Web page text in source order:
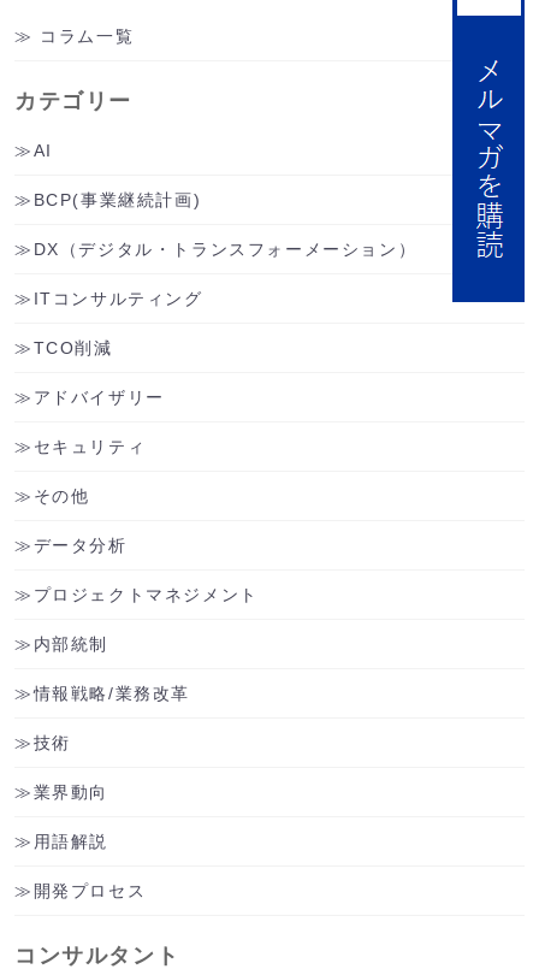
コラム一覧
カテゴリー
AI
BCP(事業継続計画)
DX（デジタル・トランスフォーメーション）
ITコンサルティング
TCO削減
アドバイザリー
セキュリティ
その他
データ分析
プロジェクトマネジメント
内部統制
情報戦略/業務改革
技術
業界動向
用語解説
開発プロセス
コンサルタント